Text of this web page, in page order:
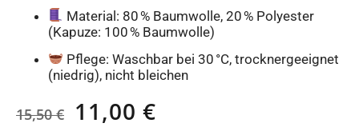
Material: 80 % Baumwolle, 20 % Polyester
(Kapuze: 100 % Baumwolle)
Pflege: Waschbar bei 30 °C, trocknergeeignet
(niedrig), nicht bleichen
15,50€ 11,00 €